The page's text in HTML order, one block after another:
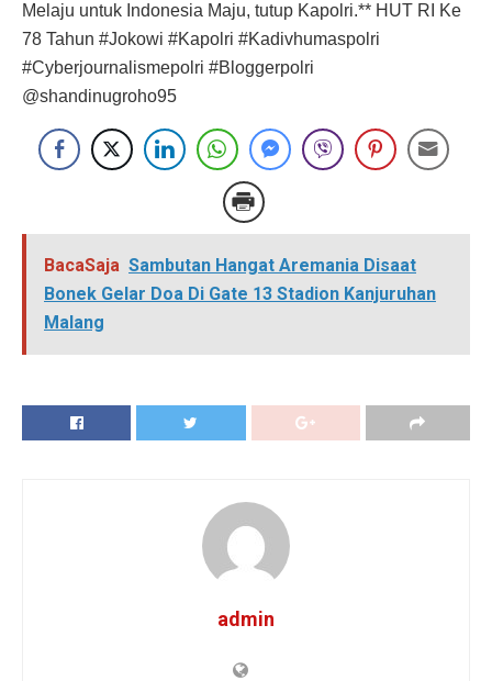
Melaju untuk Indonesia Maju, tutup Kapolri.** HUT RI Ke
78 Tahun #Jokowi #Kapolri #Kadivhumaspolri
#Cyberjournalismepolri #Bloggerpolri
@shandinugroho95
BacaSaja Sambutan Hangat Aremania Disaat
Bonek Gelar Doa Di Gate 13 Stadion Kanjuruhan
Malang
admin